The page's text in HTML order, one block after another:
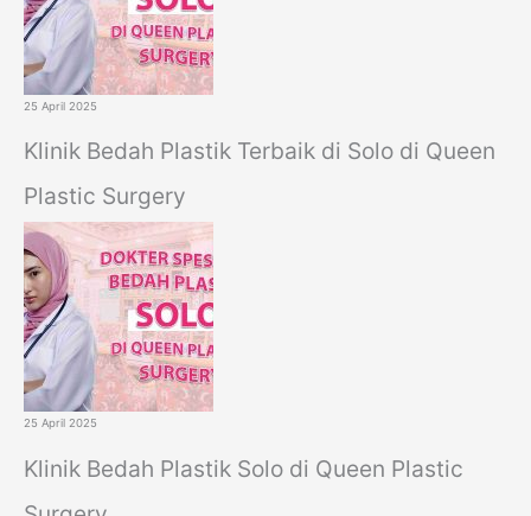
25 April 2025
Klinik Bedah Plastik Terbaik di Solo di Queen
Plastic Surgery
25 April 2025
Klinik Bedah Plastik Solo di Queen Plastic